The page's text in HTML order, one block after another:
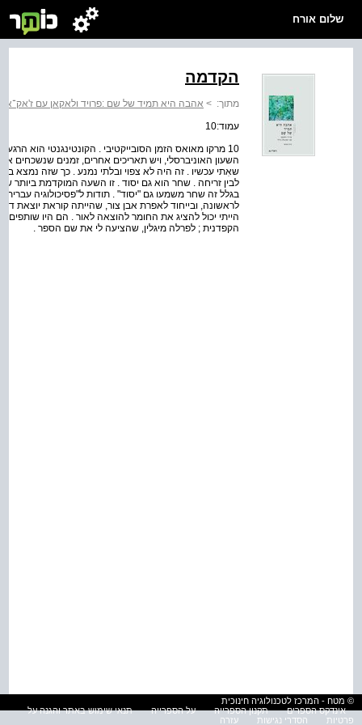
שלום אורח
הקדמה
מתוך: > אהבה היא תמיד של שם :פרויד ולאקאן עם
עמוד:10
10 מרקו מאואס הזמן הסובייקטיבי . הקונטינגנטי הוא
השעון האוניברסלי, ויש תאריכים אחרים, זמנים
שאִתי עכשיו . זה היה לא צפוי ובלתי נמנע . כך שזה נמצא
לבין זריחה . שחר הוא גם יסוד . זו השעה המוקדמת
בגלל זה שחר משמעו גם "יסוד" . תודות ל"פסיכולוגיה
לראשונה, ובייחוד לאפרת אבן צור, שהייתה קוראת יוצאת
הייתי יכול להציג את החומר להוצאה לאור . הם היו
הקפדנית ; לפרלה מיגלין, שהציעה לי את שם הספר .
© מטח - המרכז לטכנולוגיה חינוכית
אינדקס הספרים
תקנון הספרייה על הספרייה
תנאי שימוש באתר והגנה על
פרטיות
הסדרי נגישות עזרה